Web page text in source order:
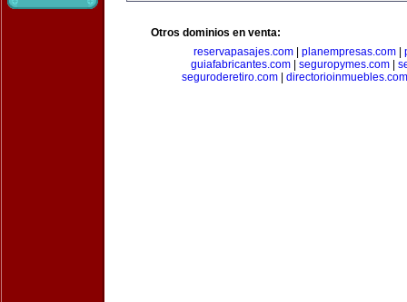
Otros dominios en venta:
reservapasajes.com
planempresas.com
guiafabricantes.com| seguropymes.com|
seguroderetiro.com| directorioinmuebles.com